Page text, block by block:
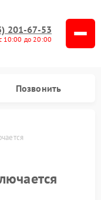
201-67-53
10:00 до 20:00
Позвонить